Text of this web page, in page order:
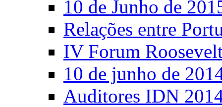
10 de Junho de
Relações entre
IV Forum
10 de junho de
Auditores IDN